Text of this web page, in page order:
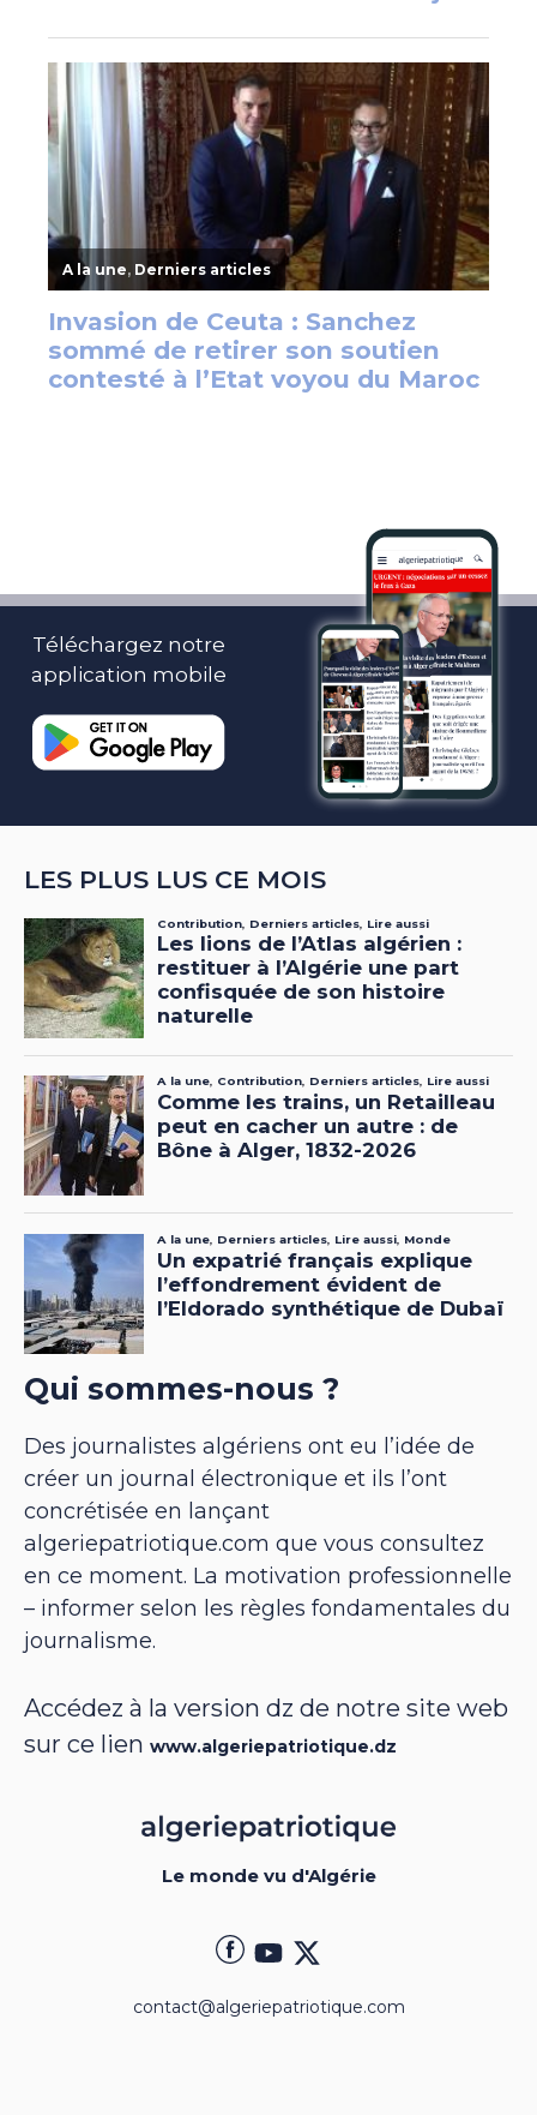
Téléchargez notre
application mobile
LES PLUS LUS CE MOIS
Qui sommes-nous ?
Des journalistes algériens ont eu l’idée de
créer un journal électronique et ils l’ont
concrétisée en lançant
algeriepatriotique.com que vous consultez
en ce moment. La motivation professionnelle
– informer selon les règles fondamentales du
journalisme.
Accédez à la version dz de notre site web
sur ce lien www.algeriepatriotique.dz
Le monde vu d'Algérie
contact@algeriepatriotique.com